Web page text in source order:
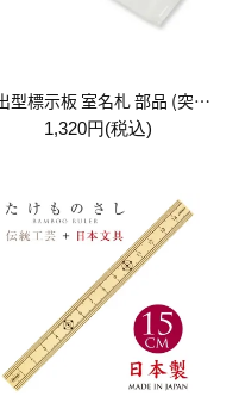
突出型標示板 室名札 部品 (突出型・透明ケースのみ)
1,320円(税込)